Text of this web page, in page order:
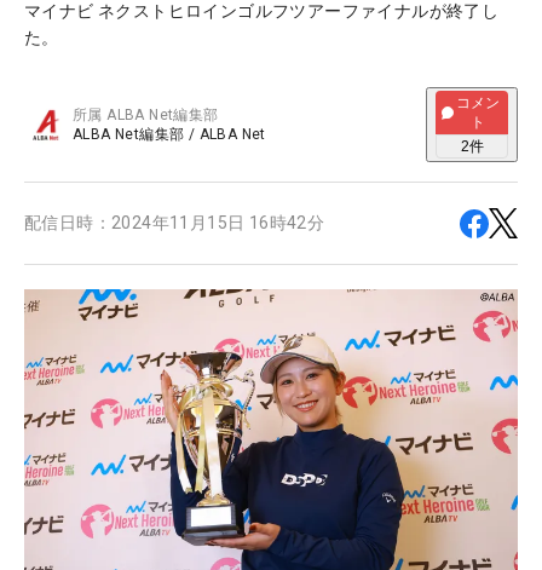
マイナビ ネクストヒロインゴルフツアーファイナルが終了し
た。
所属ALBA Net編集部
ALBA Net編集部 / ALBA Net
コメン
ト
2件
配信日時： 2024年11月15日 16時42分